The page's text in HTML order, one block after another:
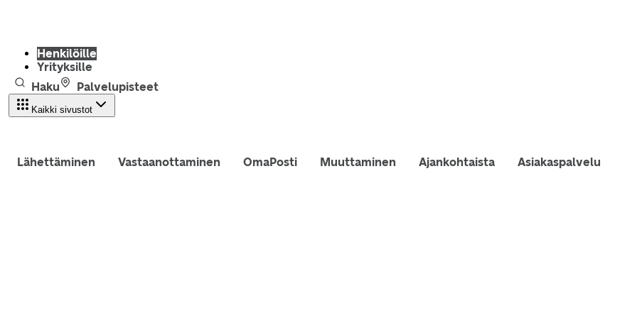
Henkilöille
Yrityksille
Haku
Palvelupisteet
Kaikki sivustot
Lähettäminen Vastaanottaminen OmaPosti Muuttaminen Ajankohtaista Asiakaspalvelu